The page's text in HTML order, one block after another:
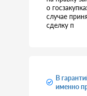
о
случае
сделку п
В
именно